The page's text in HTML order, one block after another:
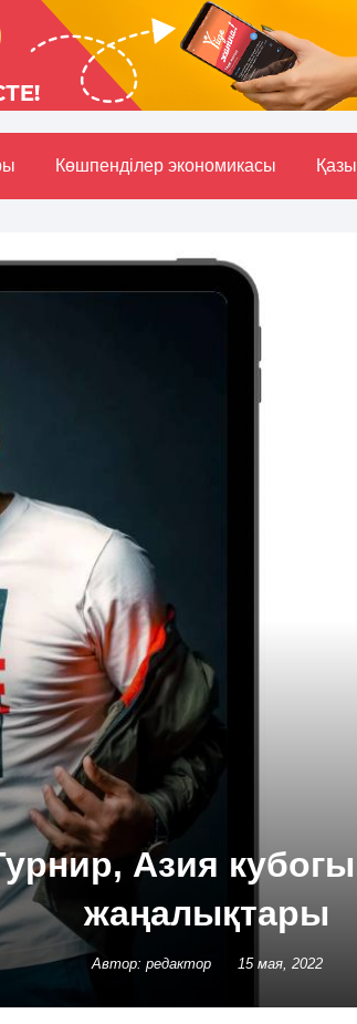
Көшпенділер экономикасы
Азия
жаңалықтары
Автор: редактор 15 мая, 2022